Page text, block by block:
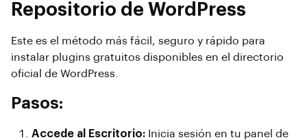
Repositorio de WordPress
Este es el método más fácil, seguro y rápido para
instalar plugins gratuitos disponibles en el directorio
oficial de WordPress.
Pasos:
Accede al Escritorio: Inicia sesión en tu panel de